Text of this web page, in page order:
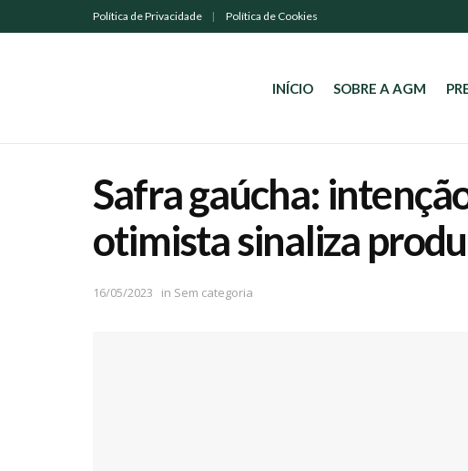
Política de Privacidade Política de Cookies
INÍCIO SOBRE A AGM
Safra gaúcha:
otimista sinaliza
16/05/2023 in Sem categoria